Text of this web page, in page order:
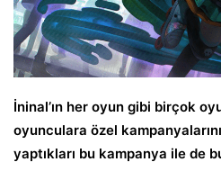
İninal’ın her oyun gibi birçok
oyunculara özel
yaptıkları bu kampanya ile de